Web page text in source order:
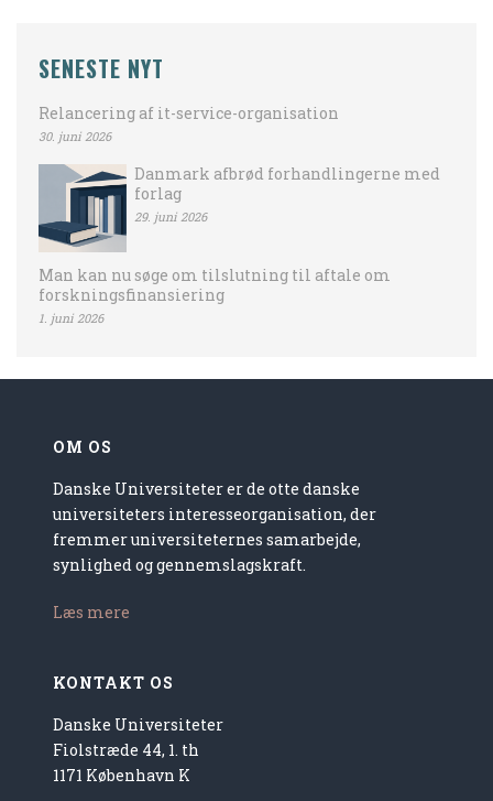
SENESTE NYT
Relancering af it-service-organisation
30. juni 2026
Danmark afbrød forhandlingerne med
forlag
29. juni 2026
Man kan nu søge om tilslutning til aftale om
forskningsfinansiering
1. juni 2026
OM OS
Danske Universiteter er de otte danske
universiteters interesseorganisation, der
fremmer universiteternes samarbejde,
synlighed og gennemslagskraft.
Læs mere
KONTAKT OS
Danske Universiteter
Fiolstræde 44, 1. th
1171 København K